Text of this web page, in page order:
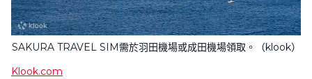
SAKURA TRAVEL SIM需於羽田機場或成田機場領取。（klook）
Klook.com